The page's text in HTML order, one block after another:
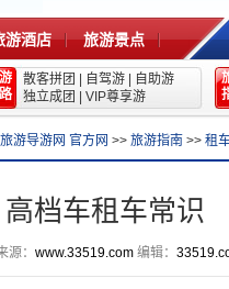
游酒店 旅游景点
散客拼团 自驾游
自助游
独立成团
VIP尊享游
游导游网 官方网 >> 旅游指南 >> 租
高档车租车常识
源： www.33519.com编辑：